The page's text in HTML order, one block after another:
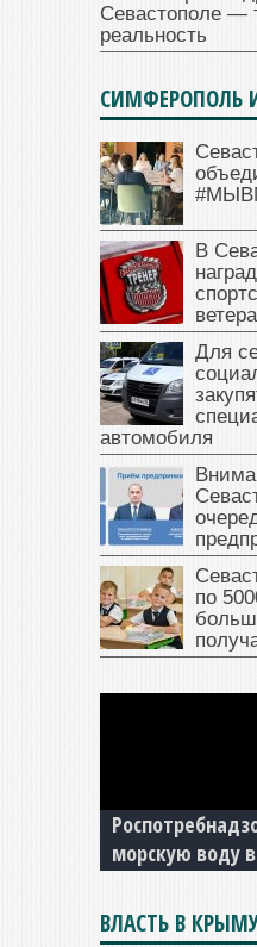
Севастополе —
реальность
СИМФЕРОПОЛЬ
В
Для
автомобиля
по
морскую воду
В Крыму у
изъяли
накопил
ГИБДД
ВЛАСТЬ В